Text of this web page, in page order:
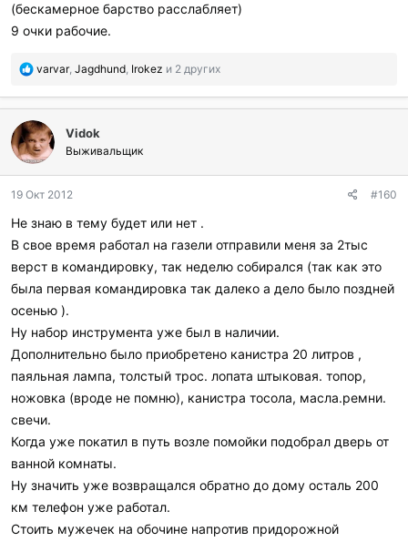
(бескамерное барство расслабляет)
9 очки рабочие.
П
б
л
а
г
о
а
и
л
и
varvar, Jagdhund, Irokez и 2 других
Vidok
Выживальщик
19 Окт 2012 #160
Не знаю в тему будет или нет .
В свое время работал на газели отправили меня за 2тыс
верст в командировку, так неделю собирался (так как это
была первая командировка так далеко а дело было поздней
осенью ).
Ну набор инструмента уже был в наличии.
Дополнительно было приобретено канистра 20 литров ,
паяльная лампа, толстый трос. лопата штыковая. топор,
ножовка (вроде не помню), канистра тосола, масла.ремни.
свечи.
Когда уже покатил в путь возле помойки подобрал дверь от
ванной комнаты.
Ну значить уже возвращался обратно до дому осталь 200
км телефон уже работал.
Стоить мужечек на обочине напротив придорожной